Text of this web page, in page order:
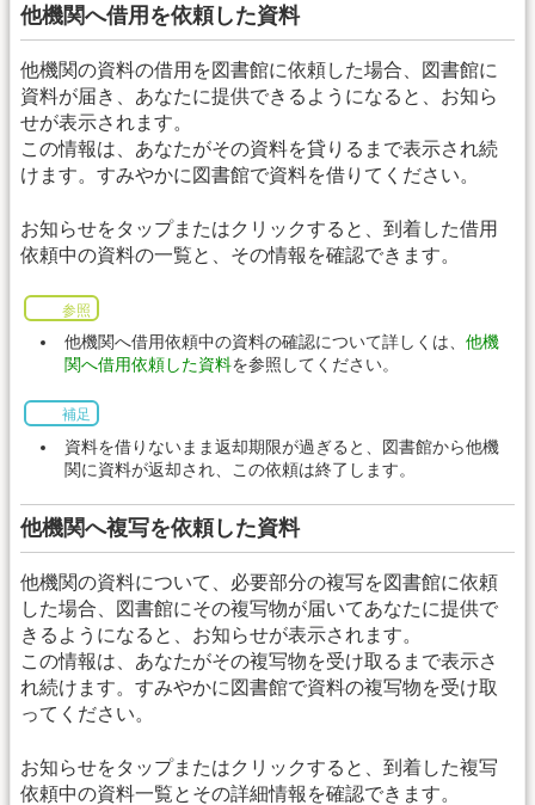
他機関へ借用を依頼した資料
他機関の資料の借用を図書館に依頼した場合、図書館に
資料が届き、あなたに提供できるようになると、お知ら
せが表示されます。
この情報は、あなたがその資料を貸りるまで表示され続
けます。すみやかに図書館で資料を借りてください。
お知らせをタップまたはクリックすると、到着した借用
依頼中の資料の一覧と、その情報を確認できます。
参照
他機関へ借用依頼中の資料の確認について詳しくは、 他機
関へ借用依頼した資料を参照してください。
補足
資料を借りないまま返却期限が過ぎると、図書館から他機
関に資料が返却され、この依頼は終了します。
他機関へ複写を依頼した資料
他機関の資料について、必要部分の複写を図書館に依頼
した場合、図書館にその複写物が届いてあなたに提供で
きるようになると、お知らせが表示されます。
この情報は、あなたがその複写物を受け取るまで表示さ
れ続けます。すみやかに図書館で資料の複写物を受け取
ってください。
お知らせをタップまたはクリックすると、到着した複写
依頼中の資料一覧とその詳細情報を確認できます。